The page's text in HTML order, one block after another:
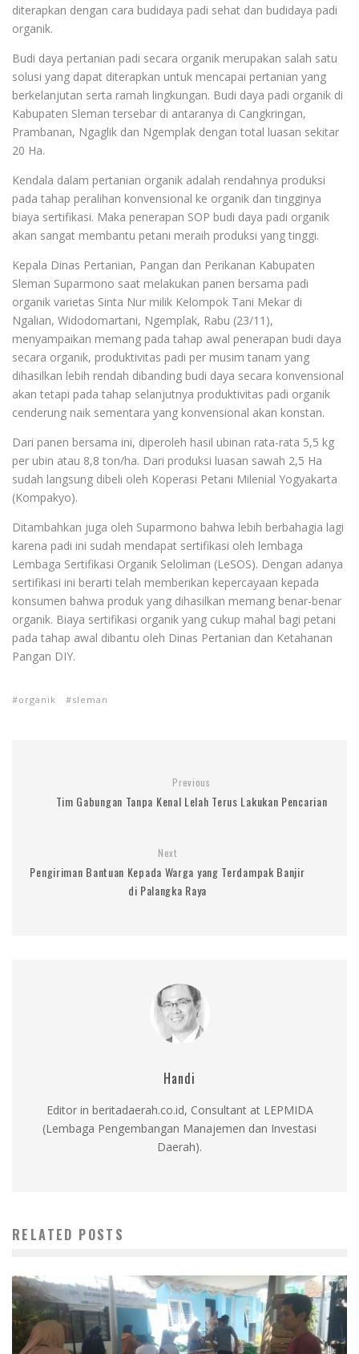
diterapkan dengan cara budidaya padi sehat dan budidaya padi
organik.
Budi daya pertanian padi secara organik merupakan salah satu
solusi yang dapat diterapkan untuk mencapai pertanian yang
berkelanjutan serta ramah lingkungan. Budi daya padi organik di
Kabupaten Sleman tersebar di antaranya di Cangkringan,
Prambanan, Ngaglik dan Ngemplak dengan total luasan sekitar
20 Ha.
Kendala dalam pertanian organik adalah rendahnya produksi
pada tahap peralihan konvensional ke organik dan tingginya
biaya sertifikasi. Maka penerapan SOP budi daya padi organik
akan sangat membantu petani meraih produksi yang tinggi.
Kepala Dinas Pertanian, Pangan dan Perikanan Kabupaten
Sleman Suparmono saat melakukan panen bersama padi
organik varietas Sinta Nur milik Kelompok Tani Mekar di
Ngalian, Widodomartani, Ngemplak, Rabu (23/11),
menyampaikan memang pada tahap awal penerapan budi daya
secara organik, produktivitas padi per musim tanam yang
dihasilkan lebih rendah dibanding budi daya secara konvensional
akan tetapi pada tahap selanjutnya produktivitas padi organik
cenderung naik sementara yang konvensional akan konstan.
Dari panen bersama ini, diperoleh hasil ubinan rata-rata 5,5 kg
per ubin atau 8,8 ton/ha. Dari produksi luasan sawah 2,5 Ha
sudah langsung dibeli oleh Koperasi Petani Milenial Yogyakarta
(Kompakyo).
Ditambahkan juga oleh Suparmono bahwa lebih berbahagia lagi
karena padi ini sudah mendapat sertifikasi oleh lembaga
Lembaga Sertifikasi Organik Seloliman (LeSOS). Dengan adanya
sertifikasi ini berarti telah memberikan kepercayaan kepada
konsumen bahwa produk yang dihasilkan memang benar-benar
organik. Biaya sertifikasi organik yang cukup mahal bagi petani
pada tahap awal dibantu oleh Dinas Pertanian dan Ketahanan
Pangan DIY.
organik sleman
Previous
Tim Gabungan Tanpa Kenal Lelah Terus Lakukan Pencarian
Next
Pengiriman Bantuan Kepada Warga yang Terdampak Banjir
di Palangka Raya
Handi
Editor in beritadaerah.co.id, Consultant at LEPMIDA
(Lembaga Pengembangan Manajemen dan Investasi
Daerah).
RELATED POSTS